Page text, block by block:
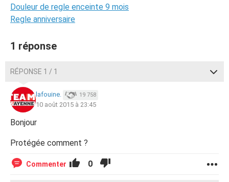
Douleur de regle enceinte 9 mois
Regle anniversaire
1 réponse
RÉPONSE 1 / 1
lafouine. 19 758
10 août 2015 à 23:45
Bonjour
Protégée comment ?
Commenter 0